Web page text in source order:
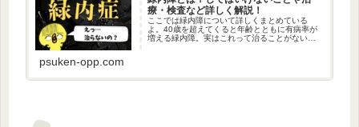
療・検査など詳しく解説！
ここでは緑内障について詳しくまとめている
よ。40歳を超えてくると年齢とともに有病率が
増える緑内障。実はこれって治ることがないん
psuken-opp.com